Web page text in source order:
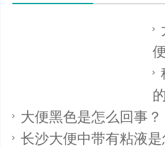
大便黑色是怎么回事？
长沙大便中带有粘液是